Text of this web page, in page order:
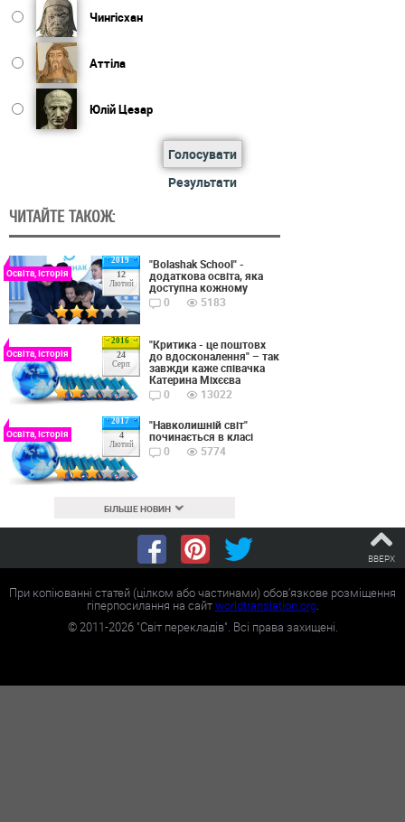
Чингісхан
Аттіла
Юлій Цезар
Голосувати
Результати
ЧИТАЙТЕ ТАКОЖ:
2019
12
Лютий
Освіта, Історія
"Bolashak School" -
додаткова освіта, яка
доступна кожному
0
5183
2016
24
Серп
Освіта, Історія
"Критика - це поштовх
до вдосконалення" – так
завжди каже співачка
Катерина Міхєєва
0
13022
2017
4
Лютий
Освіта, Історія
"Навколишній світ"
починається в класі
0
5774
БІЛЬШЕ НОВИН
ВВЕРХ
При копіюванні статей (цілком або частинами) обов'язкове розміщення
гіперпосилання на сайтworldtranslation.org.
©2011-2026"Світ перекладів". Всі права захищені.